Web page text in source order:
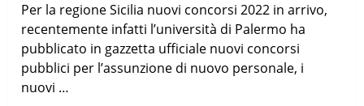
Per la regione Sicilia nuovi concorsi 2022 in arrivo,
recentemente infatti l’università di Palermo ha
pubblicato in gazzetta ufficiale nuovi concorsi
pubblici per l’assunzione di nuovo personale, i
nuovi …